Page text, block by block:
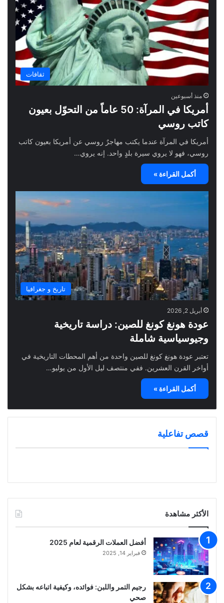
ثقافات
منذ أسبوعين
أمريكا في المرآة: 50 عاماً من التحوّل بعيون
كاتب روسي
أمريكا في المرآة عندما يكتب مهاجرٌ روسي عن أمريكا بعيون كاتب
روسي، فهو لا يروي سيرة بلدٍ واحد. إنه يروي…
أكمل القراءة »
تاريخ و جغرافيا
أبريل 2, 2026
عودة هونغ كونغ للصين: دراسة تاريخية
وجيوسياسية شاملة
تعتبر عودة هونغ كونغ للصين واحدة من أهم المحطات التاريخية في
أواخر القرن العشرين. ففي منتصف ليل الأول من يوليو…
أكمل القراءة »
قصص تفاعلية
تعرّف على سرّ قوة
الملكات ولماذا يُعتبر
العسل الملكي كنزًا
العامة ويعزز من وظائف
معنا على فوائد #البصل
التعليقات إذا استمتعتم
??#خضراوات #فوائد
الأكثر مشاهدة
أفضل العملات الرقمية لعام 2025
فبراير 14, 2025
رجيم التمر واللبن: فوائده، وكيفية اتباعه بشكل
صحي